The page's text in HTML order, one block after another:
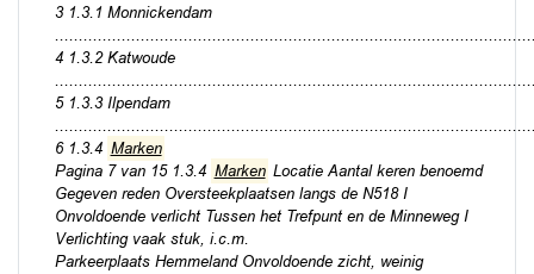
3 1.3.1 Monnickendam
4 1.3.2 Katwoude
5 1.3.3 Ilpendam
6 1.3.4 Marken
Pagina 7 van 15 1.3.4 Marken Locatie Aantal keren benoemd
Gegeven reden Oversteekplaatsen langs de N518 I
Onvoldoende verlicht Tussen het Trefpunt en de Minneweg I
Verlichting vaak stuk, i.c.m.
Parkeerplaats Hemmeland Onvoldoende zicht, weinig